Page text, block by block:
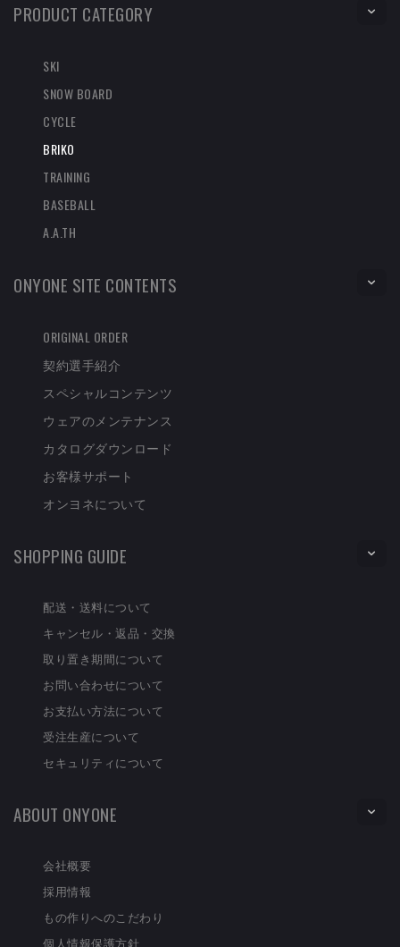
PRODUCT CATEGORY
SKI
SNOW BOARD
CYCLE
BRIKO
TRAINING
BASEBALL
A.A.TH
ONYONE SITE CONTENTS
ORIGINAL ORDER
契約選手紹介
スペシャルコンテンツ
ウェアのメンテナンス
カタログダウンロード
お客様サポート
オンヨネについて
SHOPPING GUIDE
配送・送料について
キャンセル・返品・交換
取り置き期間について
お問い合わせについて
お支払い方法について
受注生産について
セキュリティについて
ABOUT ONYONE
会社概要
採用情報
もの作りへのこだわり
個人情報保護方針